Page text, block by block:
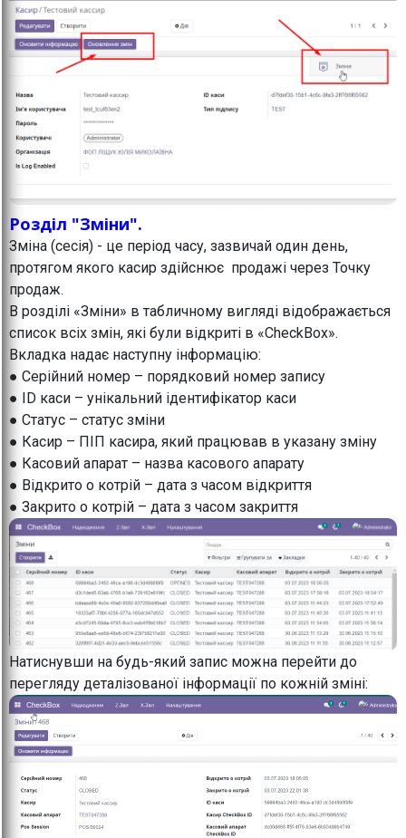
Розділ "Зміни".
Зміна (сесія) - це період часу, зазвичай один день,
протягом якого касир здійснює продажі через Точку
продаж.
В розділі «Зміни» в табличному вигляді відображається
список всіх змін, які були відкриті в «CheckBox».
Вкладка надає наступну інформацію:
● Серійний номер – порядковий номер запису
● ID каси – унікальний ідентифікатор каси
● Статус – статус зміни
● Касир – ПІП касира, який працював в указану зміну
● Касовий апарат – назва касового апарату
● Відкрито о котрій – дата з часом відкриття
● Закрито о котрій – дата з часом закриття
Натиснувши на будь-який запис можна перейти до
перегляду деталізованої інформації по кожній зміні: